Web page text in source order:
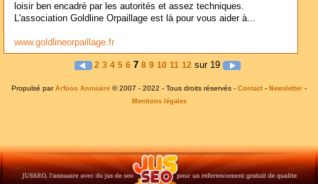
loisir ben encadré par les autorités et assez techniques.
L'association Goldline Orpaillage est là pour vous aider à...
www.goldlineorpaillage.fr
2 3 4 5 6 7 8 9 10 11 12 sur 19
Propulsé par Arfooo Annuaire © 2007 - 2022 - Tous droits réservés - Contact - Newsletter -
Mentions légales